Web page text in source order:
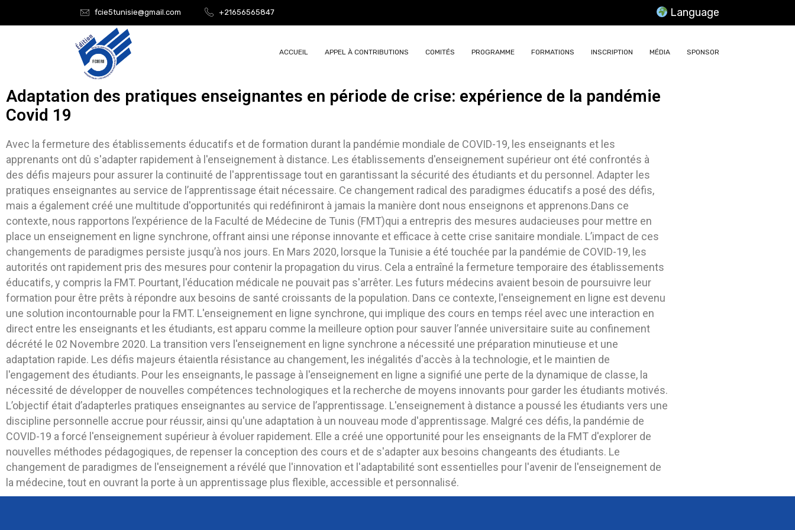
fcie5tunisie@gmail.com +21656565847 Language
ACCUEIL APPEL À CONTRIBUTIONS COMITÉS PROGRAMME FORMATIONS INSCRIPTION MÉDIA SPONSOR
Adaptation des pratiques enseignantes en période de crise: expérience de la pandémie
Covid 19
Avec la fermeture des établissements éducatifs et de formation durant la pandémie mondiale de COVID-19, les enseignants et les
apprenants ont dû s'adapter rapidement à l'enseignement à distance. Les établissements d'enseignement supérieur ont été confrontés à
des défis majeurs pour assurer la continuité de l'apprentissage tout en garantissant la sécurité des étudiants et du personnel. Adapter les
pratiques enseignantes au service de l’apprentissage était nécessaire. Ce changement radical des paradigmes éducatifs a posé des défis,
mais a également créé une multitude d'opportunités qui redéfiniront à jamais la manière dont nous enseignons et apprenons.Dans ce
contexte, nous rapportons l’expérience de la Faculté de Médecine de Tunis (FMT)qui a entrepris des mesures audacieuses pour mettre en
place un enseignement en ligne synchrone, offrant ainsi une réponse innovante et efficace à cette crise sanitaire mondiale. L’impact de ces
changements de paradigmes persiste jusqu’à nos jours. En Mars 2020, lorsque la Tunisie a été touchée par la pandémie de COVID-19, les
autorités ont rapidement pris des mesures pour contenir la propagation du virus. Cela a entraîné la fermeture temporaire des établissements
éducatifs, y compris la FMT. Pourtant, l'éducation médicale ne pouvait pas s'arrêter. Les futurs médecins avaient besoin de poursuivre leur
formation pour être prêts à répondre aux besoins de santé croissants de la population. Dans ce contexte, l'enseignement en ligne est devenu
une solution incontournable pour la FMT. L'enseignement en ligne synchrone, qui implique des cours en temps réel avec une interaction en
direct entre les enseignants et les étudiants, est apparu comme la meilleure option pour sauver l’année universitaire suite au confinement
décrété le 02 Novembre 2020. La transition vers l'enseignement en ligne synchrone a nécessité une préparation minutieuse et une
adaptation rapide. Les défis majeurs étaientla résistance au changement, les inégalités d'accès à la technologie, et le maintien de
l'engagement des étudiants. Pour les enseignants, le passage à l'enseignement en ligne a signifié une perte de la dynamique de classe, la
nécessité de développer de nouvelles compétences technologiques et la recherche de moyens innovants pour garder les étudiants motivés.
L’objectif était d’adapterles pratiques enseignantes au service de l’apprentissage. L'enseignement à distance a poussé les étudiants vers une
discipline personnelle accrue pour réussir, ainsi qu'une adaptation à un nouveau mode d'apprentissage. Malgré ces défis, la pandémie de
COVID-19 a forcé l'enseignement supérieur à évoluer rapidement. Elle a créé une opportunité pour les enseignants de la FMT d'explorer de
nouvelles méthodes pédagogiques, de repenser la conception des cours et de s'adapter aux besoins changeants des étudiants. Le
changement de paradigmes de l'enseignement a révélé que l'innovation et l'adaptabilité sont essentielles pour l'avenir de l'enseignement de
la médecine, tout en ouvrant la porte à un apprentissage plus flexible, accessible et personnalisé.